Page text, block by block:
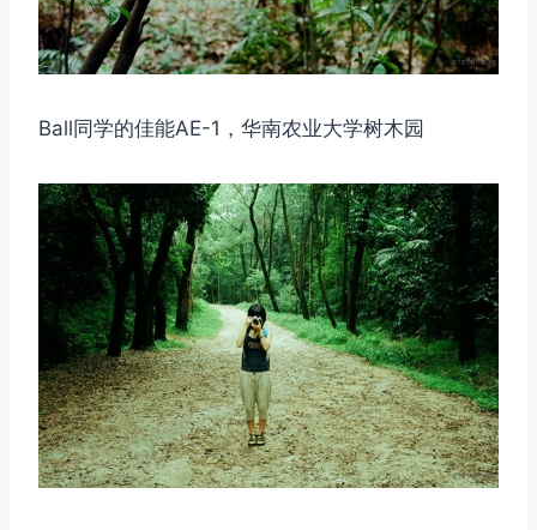
Ball同学的佳能AE-1，华南农业大学树木园